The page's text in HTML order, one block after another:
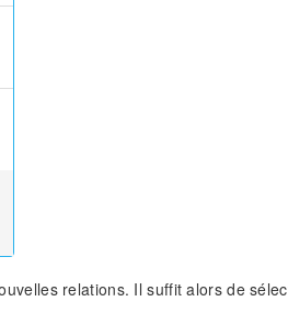
relations. Il suffit alors de